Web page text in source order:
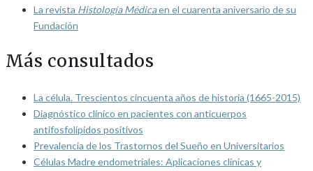
La revista Histología Médicaen el cuarenta aniversario de su
Fundación
Más consultados
La célula. Trescientos cincuenta años de historia (1665-2015)
Diagnóstico clínico en pacientes con anticuerpos
antifosfolípidos positivos
Prevalencia de los Trastornos del Sueño en Universitarios
Células Madre endometriales: Aplicaciones clínicas y